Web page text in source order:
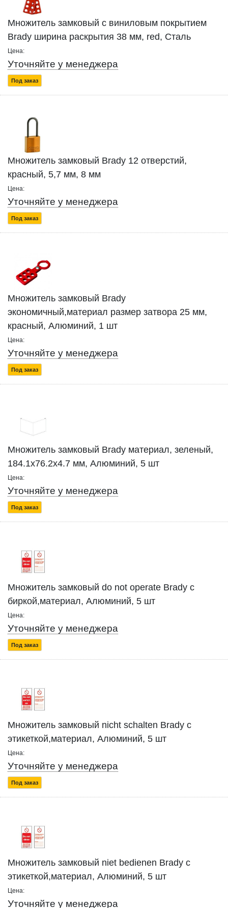
Множитель замковый с виниловым покрытием
Brady ширина раскрытия 38 мм, red, Сталь
Цена:
Уточняйте у менеджера
Под заказ
Множитель замковый Brady 12 отверстий,
красный, 5,7 мм, 8 мм
Цена:
Уточняйте у менеджера
Под заказ
Множитель замковый Brady
экономичный,материал размер затвора 25 мм,
красный, Алюминий, 1 шт
Цена:
Уточняйте у менеджера
Под заказ
Множитель замковый Brady материал, зеленый,
184.1x76.2x4.7 мм, Алюминий, 5 шт
Цена:
Уточняйте у менеджера
Под заказ
Множитель замковый do not operate Brady с
биркой,материал, Алюминий, 5 шт
Цена:
Уточняйте у менеджера
Под заказ
Множитель замковый nicht schalten Brady с
этикеткой,материал, Алюминий, 5 шт
Цена:
Уточняйте у менеджера
Под заказ
Множитель замковый niet bedienen Brady с
этикеткой,материал, Алюминий, 5 шт
Цена:
Уточняйте у менеджера